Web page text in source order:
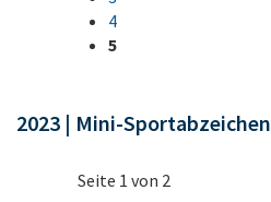
4
5
2023 | Mini-Sportabzeichen
Seite 1 von 2